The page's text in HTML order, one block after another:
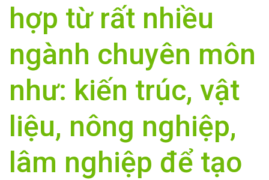
hợp từ rất nhiều
ngành chuyên môn
như: kiến trúc, vật
liệu, nông nghiệp,
lâm nghiệp để tạo